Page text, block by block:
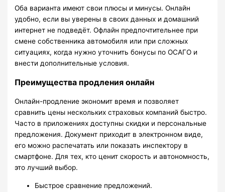
Оба варианта имеют свои плюсы и минусы. Онлайн
удобно, если вы уверены в своих данных и домашний
интернет не подведёт. Офлайн предпочтительнее при
смене собственника автомобиля или при сложных
ситуациях, когда нужно уточнить бонусы по ОСАГО и
внести дополнительные условия.
Преимущества продления онлайн
Онлайн-продление экономит время и позволяет
сравнить цены нескольких страховых компаний быстро.
Часто в приложениях доступны скидки и персональные
предложения. Документ приходит в электронном виде,
его можно распечатать или показать инспектору в
смартфоне. Для тех, кто ценит скорость и автономность,
это лучший выбор.
Быстрое сравнение предложений.